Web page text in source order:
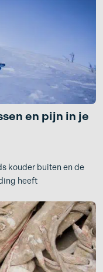
en pijn in je
kouder buiten en de
heeft